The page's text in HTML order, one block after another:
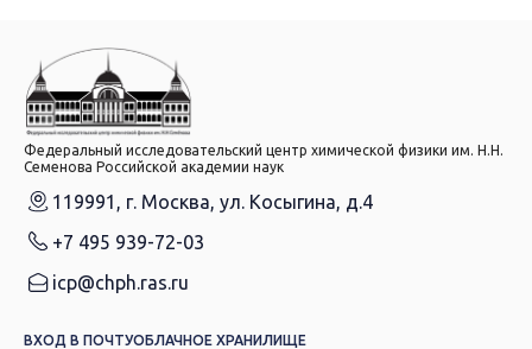
Федеральный исследовательский центр химической физики им. Н.Н.
Семенова Российской академии наук
119991, г. Москва, ул. Косыгина, д.4
+7 495 939-72-03
icp@chph.ras.ru
ВХОД В ПОЧТУОБЛАЧНОЕ ХРАНИЛИЩЕ